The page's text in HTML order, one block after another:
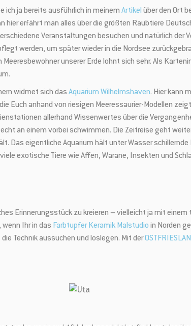
ich ja bereits ausführlich in meinem Artikel über den Ort
erfährt man alles über die größten Raubtiere
Veranstaltungen besuchen und natürlich
werden, um später wieder in die Nordsee
unserer Erde lohnt sich sehr. Als
widmet sich das Aquarium Wilhelmshaven. Hier kann
Euch anhand von riesigen Meeressaurier-Modellen
allerhand Wissenwertes über die
an einem vorbei schwimmen. Die Zeitreise geht
Das eigentliche Aquarium hält unter Wasser
exotische Tiere wie Affen, Warane, Insekten und
Erinnerungsstück zu kreieren – vielleicht ja mit
Ihr in das Farbtupfer Keramik Malstudio in Norden
Technik aussuchen und loslegen. Mit der
und 5 € Rabatt
Du immer top-aktuell informiert. Du bekommst Infos zu neuen
in unserem Heimatliebe-Blog aus erster Hand.